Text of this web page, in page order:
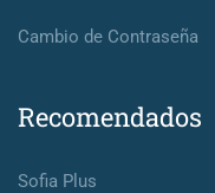
Cambio de Contraseña
Recomendados
Sofia Plus